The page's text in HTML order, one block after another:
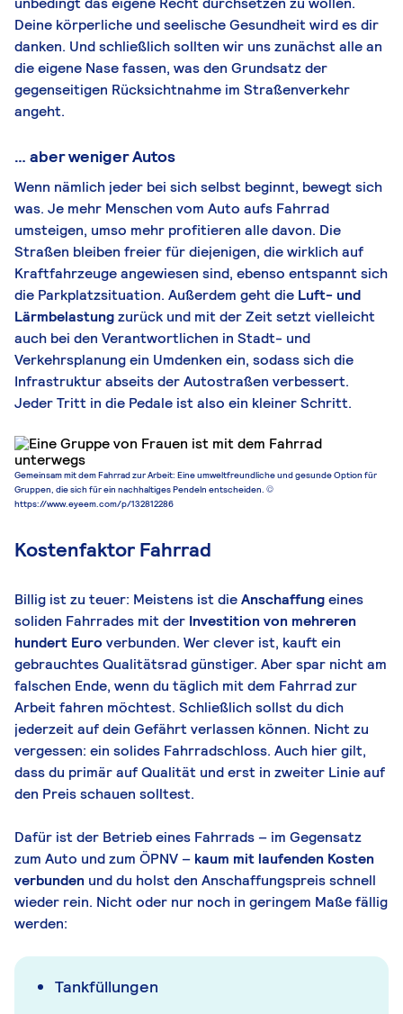
Deine körperliche und seelische Gesundheit wird es dir
danken. Und schließlich sollten wir uns zunächst alle an
die eigene Nase fassen, was den Grundsatz der
gegenseitigen Rücksichtnahme im Straßenverkehr
angeht.
… aber weniger Autos
Wenn nämlich jeder bei sich selbst beginnt, bewegt sich
was. Je mehr Menschen vom Auto aufs Fahrrad
umsteigen, umso mehr profitieren alle davon. Die
Straßen bleiben freier für diejenigen, die wirklich auf
Kraftfahrzeuge angewiesen sind, ebenso entspannt sich
die Parkplatzsituation. Außerdem geht die Luft- und
Lärmbelastungzurück und mit der Zeit setzt vielleicht
auch bei den Verantwortlichen in Stadt- und
Verkehrsplanung ein Umdenken ein, sodass sich die
Infrastruktur abseits der Autostraßen verbessert.
Jeder Tritt in die Pedale ist also ein kleiner Schritt.
Gemeinsam mit dem Fahrrad zur Arbeit: Eine umweltfreundliche und gesunde Option für
Gruppen, die sich für ein nachhaltiges Pendeln entscheiden. ©
https://www.eyeem.com/p/132812286
Kostenfaktor Fahrrad
Billig ist zu teuer: Meistens ist dieAnschaffungeines
soliden Fahrrades mit der Investition von mehreren
hundert Euro verbunden. Wer clever ist, kauft ein
gebrauchtes Qualitätsrad günstiger. Aber spar nicht am
falschen Ende, wenn du täglich mit dem Fahrrad zur
Arbeit fahren möchtest. Schließlich sollst du dich
jederzeit auf dein Gefährt verlassen können. Nicht zu
vergessen: ein solides Fahrradschloss. Auch hier gilt,
dass du primär auf Qualität und erst in zweiter Linie auf
den Preis schauen solltest.
Dafür ist der Betrieb eines Fahrrads – im Gegensatz
zum Auto und zum ÖPNV – kaum mit laufenden Kosten
verbunden unddu holst den Anschaffungspreis schnell
wieder rein. Nicht oder nur noch in geringem Maße fällig
werden:
Tankfüllungen